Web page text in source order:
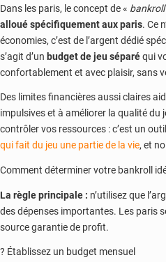
Dans les paris, le concept de « bankroll
alloué spécifiquement aux paris. Ce
économies, c’est de l’argent dédié
s’agit d’un budget de jeu séparéqui
confortablement et avec plaisir, sans
Des limites financières aussi claires
impulsives et à améliorer la qualité du
contrôler vos ressources : c’est un
qui fait du jeu une partie de la vie, et
Comment déterminer votre bankroll
La règle principale : n’utilisez que
des dépenses importantes. Les paris
source garantie de profit.
? Établissez un budget mensuel